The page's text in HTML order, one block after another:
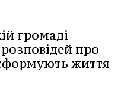
громаді
про
життя